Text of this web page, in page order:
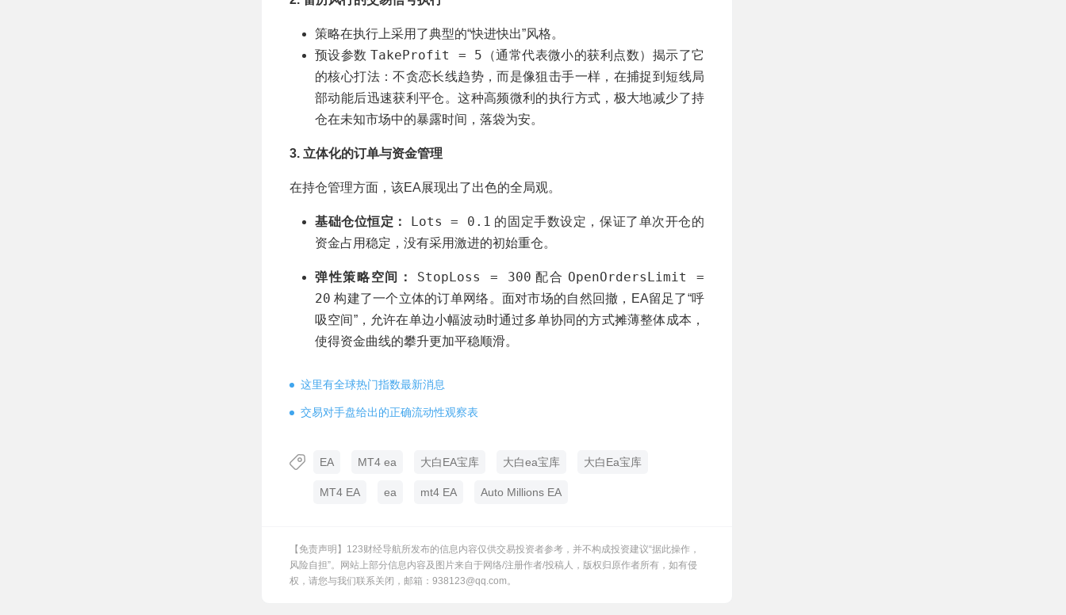
策略在执行上采用了典型的“快进快出”风格。
预设参数TakeProfit = 5 （通常代表微小的获利点数）揭示了它
的核心打法：不贪恋长线趋势，而是像狙击手一样，在捕捉到短线局
部动能后迅速获利平仓。这种高频微利的执行方式，极大地减少了持
仓在未知市场中的暴露时间，落袋为安。
3. 立体化的订单与资金管理
在持仓管理方面，该EA展现出了出色的全局观。
基础仓位恒定： Lots = 0.1 的固定手数设定，保证了单次开仓的
资金占用稳定，没有采用激进的初始重仓。
弹性策略空间： StopLoss = 300 配合 OpenOrdersLimit =
20 构建了一个立体的订单网络。面对市场的自然回撤，EA留足了“呼
吸空间”，允许在单边小幅波动时通过多单协同的方式摊薄整体成本，
使得资金曲线的攀升更加平稳顺滑。
这里有全球热门指数最新消息
交易对手盘给出的正确流动性观察表
EA MT4 ea 大白EA宝库 大白ea宝库 大白Ea宝库
MT4 EA ea mt4 EA Auto Millions EA
【免责声明】123财经导航所发布的信息内容仅供交易投资者参考，并不构成投资建议“据此操作，
风险自担”。网站上部分信息内容及图片来自于网络/注册作者/投稿人，版权归原作者所有，如有侵
权，请您与我们联系关闭，邮箱：938123@qq.com。